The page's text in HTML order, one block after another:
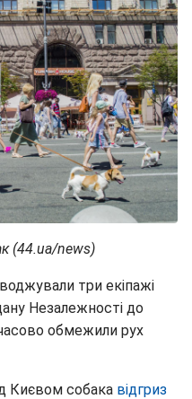
(44.ua/news)
три екіпажі
Незалежності до
обмежили рух
Києвом собака відгриз